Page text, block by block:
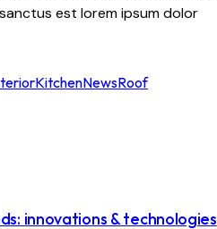
est lorem ipsum dolor
KitchenNewsRoof
innovations & technologies